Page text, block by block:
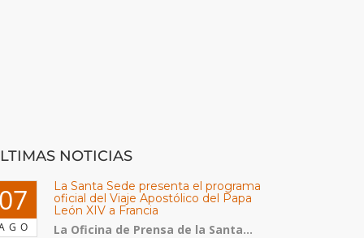
NOTICIAS
La Santa Sede presenta el programa
oficial del Viaje Apostólico del Papa
León XIV a Francia
La Oficina de Prensa de la Santa...